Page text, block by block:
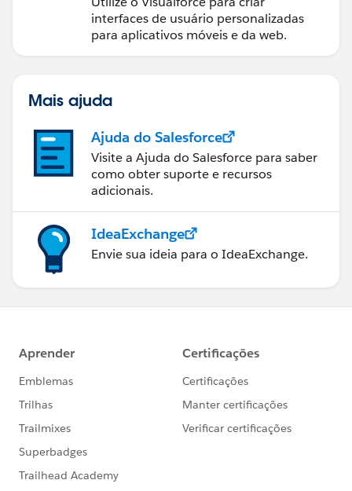
interfaces de usuário personalizadas
para aplicativos móveis e da web.
Mais ajuda
Ajuda do Salesforce
Visite a Ajuda do Salesforce para saber
como obter suporte e recursos
adicionais.
IdeaExchange
Envie sua ideia para o IdeaExchange.